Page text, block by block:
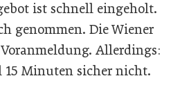
ist schnell eingeholt.
genommen. Die Wiener
Allerdings:
15 Minuten sicher nicht.